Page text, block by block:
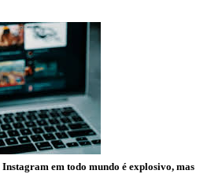
em todo mundo é explosivo, mas